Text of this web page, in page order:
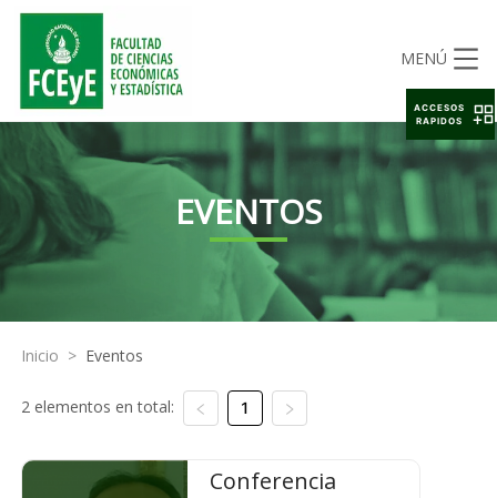
MENÚ
EVENTOS
Inicio > Eventos
2 elementos en total: 1
Conferencia
ACCESOS
RAPIDOS